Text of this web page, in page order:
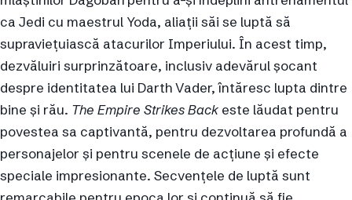
ca Jedi cu maestrul Yoda, aliații săi se luptă să
supraviețuiască atacurilor Imperiului. În acest timp,
dezvăluiri surprinzătoare, inclusiv adevărul șocant
despre identitatea lui Darth Vader, întăresc lupta dintre
bine și rău. The Empire Strikes Back este lăudat pentru
povestea sa captivantă, pentru dezvoltarea profundă a
personajelor și pentru scenele de acțiune și efecte
speciale impresionante. Secvențele de luptă sunt